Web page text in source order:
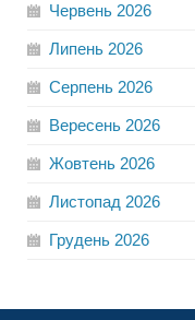
Червень 2026
Липень 2026
Серпень 2026
Вересень 2026
Жовтень 2026
Листопад 2026
Грудень 2026